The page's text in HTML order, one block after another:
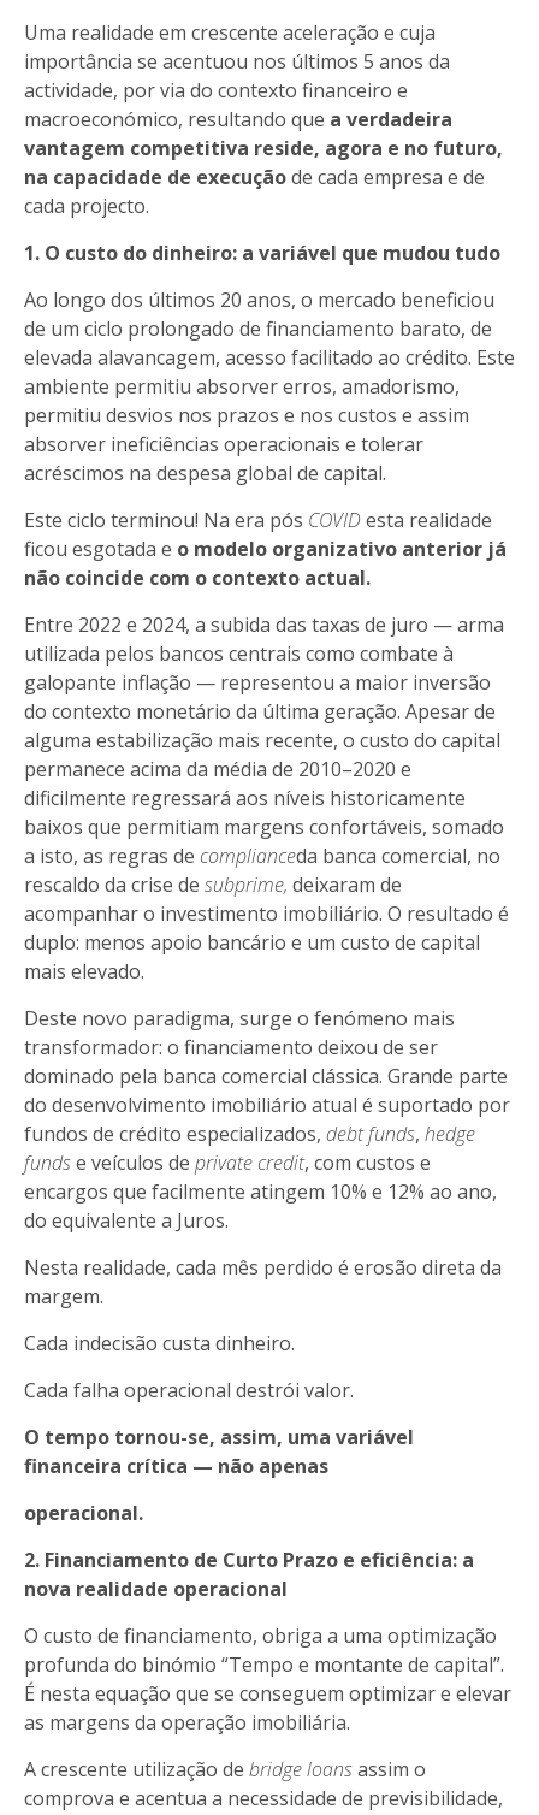
Uma realidade em crescente aceleração e cuja
importância se acentuou nos últimos 5 anos da
actividade, por via do contexto financeiro e
macroeconómico, resultando que a verdadeira
vantagem competitiva reside, agora e no futuro,
na capacidade de execuçãode cada empresa e de
cada projecto.
1. O custo do dinheiro: a variável que mudou tudo
Ao longo dos últimos 20 anos, o mercado beneficiou
de um ciclo prolongado de financiamento barato, de
elevada alavancagem, acesso facilitado ao crédito. Este
ambiente permitiu absorver erros, amadorismo,
permitiu desvios nos prazos e nos custos e assim
absorver ineficiências operacionais e tolerar
acréscimos na despesa global de capital.
Este ciclo terminou! Na era pós COVIDesta realidade
ficou esgotada e o modelo organizativo anterior já
não coincide com o contexto actual.
Entre 2022 e 2024, a subida das taxas de juro — arma
utilizada pelos bancos centrais como combate à
galopante inflação — representou a maior inversão
do contexto monetário da última geração. Apesar de
alguma estabilização mais recente, o custo do capital
permanece acima da média de 2010–2020 e
dificilmente regressará aos níveis historicamente
baixos que permitiam margens confortáveis, somado
a isto, as regras de complianceda banca comercial, no
rescaldo da crise de subprime, deixaram de
acompanhar o investimento imobiliário. O resultado é
duplo: menos apoio bancário e um custo de capital
mais elevado.
Deste novo paradigma, surge o fenómeno mais
transformador: o financiamento deixou de ser
dominado pela banca comercial clássica. Grande parte
do desenvolvimento imobiliário atual é suportado por
fundos de crédito especializados, debt funds, hedge
fundse veículos de private credit, com custos e
encargos que facilmente atingem 10% e 12% ao ano,
do equivalente a Juros.
Nesta realidade, cada mês perdido é erosão direta da
margem.
Cada indecisão custa dinheiro.
Cada falha operacional destrói valor.
O tempo tornou-se, assim, uma variável
financeira crítica — não apenas
operacional.
2. Financiamento de Curto Prazo e eficiência: a
nova realidade operacional
O custo de financiamento, obriga a uma optimização
profunda do binómio “Tempo e montante de capital”.
É nesta equação que se conseguem optimizar e elevar
as margens da operação imobiliária.
A crescente utilização de bridge loansassim o
comprova e acentua a necessidade de previsibilidade,